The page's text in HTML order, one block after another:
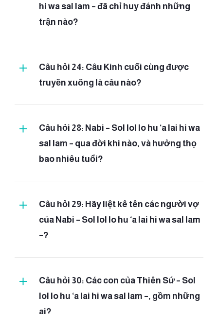
hi wa sal lam – đã chỉ huy đánh những
trận nào?
Câu hỏi 24: Câu Kinh cuối cùng được
truyền xuống là câu nào?
[chương 2 – Al-Baqarah:
Câu hỏi 28: Nabi – Sol lol lo hu ‘a lai hi wa
sal lam – qua đời khi nào, và hưởng thọ
bao nhiêu tuổi?
(tháng 3)
Câu hỏi 29: Hãy liệt kê tên các người vợ
của Nabi – Sol lol lo hu ‘a lai hi wa sal lam
–?
Câu hỏi 30: Các con của Thiên Sứ – Sol
lol lo hu ‘a lai hi wa sal lam –, gồm những
ai?